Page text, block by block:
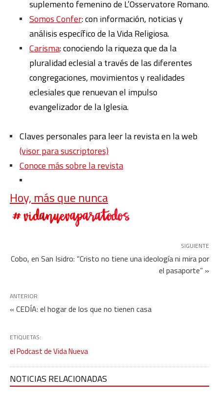
suplemento femenino de L’Osservatore Romano.
Somos Confer: con información, noticias y
análisis específico de la Vida Religiosa.
Carisma: conociendo la riqueza que da la
pluralidad eclesial a través de las diferentes
congregaciones, movimientos y realidades
eclesiales que renuevan el impulso
evangelizador de la Iglesia.
Claves personales para leer la revista en la web
(visor para suscriptores)
Conoce más sobre la revista
Hoy, más que nunca
SIGUIENTE
Cobo, en San Isidro: “Cristo no tiene una ideología ni mira por
el pasaporte” »
ANTERIOR
« CEDÍA: el hogar de los que no tienen casa
ETIQUETAS:
el Podcast de Vida Nueva
NOTICIAS RELACIONADAS